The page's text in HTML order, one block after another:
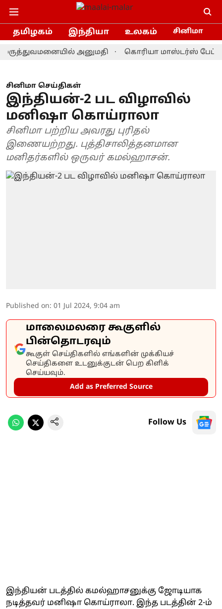
தமிழகம் இந்தியா உலகம் சினிமா
அனுமதி கொரியா மாஸ்டர்ஸ்
சினிமா செய்திகள்
இந்தியன்-2 பட விழாவில்
மனிஷா கொய்ராலா
சினிமா பற்றிய அவரது புரிதல்
இணையற்றது. புத்திசாலித்தனமான
மனிதர்களில் ஒருவர் கமல்ஹாசன்.
Published on: 01 Jul 2024, 9:04 am
மாலைமலரை கூகுளில்
பின்தொடரவும்
கூகுள் செய்திகளில் எங்களின் முக்கியச்
செய்திகளை உடனுக்குடன் பெற கிளிக்
செய்யவும்.
Add as Preferred Source
Follow Us
இந்தியன் படத்தில் கமல்ஹாசனுக்கு ஜோடியாக
நடித்தவர் மனிஷா கொய்ராலா. இந்த படத்தின் 2-ம்